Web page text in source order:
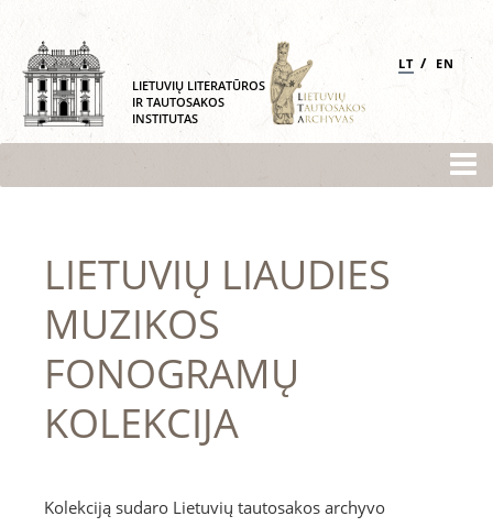
LIETUVIŲ LITERATŪROS
IR TAUTOSAKOS
INSTITUTAS
LT / EN
LIETUVIŲ LIAUDIES
MUZIKOS
FONOGRAMŲ
KOLEKCIJA
Kolekciją sudaro Lietuvių tautosakos archyvo